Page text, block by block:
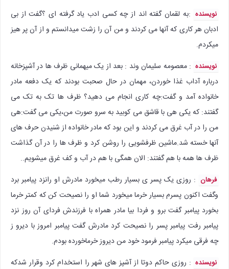
نویسنده :‌به لقمان گفته اند از چه کسی ادب یاد گرفته ای ؟گفت از بی
ادبان هر کاری که آنها می کردند و من آن را زشت میدانستم و از آن پر هیز
میکردم.
نویسنده : معصومه سلیمان وند : بعد از یک میهمانی ظرف ها در آشپزخانه
درباره آداب غذا خوردن، مهمان در حال صحبت بودند که یک دفعه مادر
خانواده آمد و گفت:چه کاری انجام می دهید؟ ظرف ها تک به تک می
گفتند: که یکی هی با قاشق می کوبید به سرو صورت من،یکی می گفت:هی
من را در آب غرق می کردند و این بود که مادر خانواده از شنیدن حرف های
آنها خسته شد.ماشین ظرفشویی را روشن کرد و ظرف ها را در آن گذاشت
ظرف ها همه با هم گفتند: الان همگی با هم در آب و کف غرق میشویم..
فرهان : روزی یک پسر ی بسیار رطب میخورد مادرش او رانزد پیامبر برد
وگفت اکنون پسرم بسیار خرما میخورد شما او را نصیحت کن که کمتر خرما
بخورد پیامبر گفت برو و فردا بیا مادر همراه با فرزندش فردای آن روز نزد
پیامبر رفت پیامبر پسر را نصیحت کرد مادرش گفت پیامبر امروز با دیرو ز
چه فرقی میکرد پیامبر فرمود خود من دیروز خرماخورده بودم.
نویسنده : روزی حاکم دوتا از آشپز های شهر را استخدام کرد وقرار شدکه